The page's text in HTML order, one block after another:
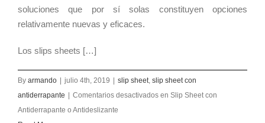
soluciones que por sí solas constituyen opciones
relativamente nuevas y eficaces.
Los slips sheets […]
By armando | julio 4th, 2019 | slip sheet slip sheet con
antiderrapante | Comentarios desactivados en Slip Sheet con
Antiderrapante o Antideslizante